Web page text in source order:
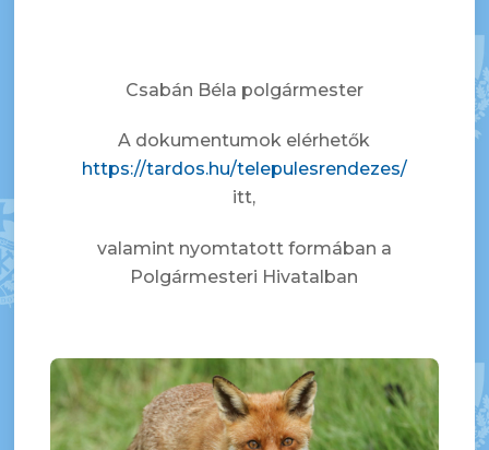
Csabán Béla polgármester
A dokumentumok elérhetők
https://tardos.hu/telepulesrendezes/
itt,
valamint nyomtatott formában a
Polgármesteri Hivatalban